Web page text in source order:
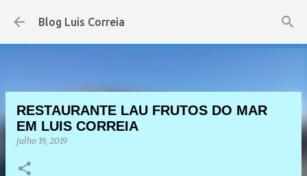
Pular para o conteúdo principal
Blog Luis Correia
RESTAURANTE LAU FRUTOS DO MAR
EM LUIS CORREIA
julho 19, 2019